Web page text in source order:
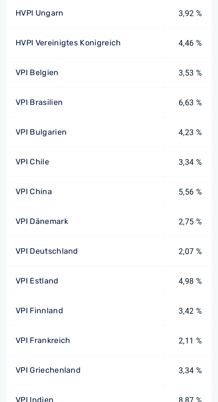
HVPI Ungarn 3,92 %
HVPI Vereinigtes Konigreich 4,46 %
VPI Belgien 3,53 %
VPI Brasilien 6,63 %
VPI Bulgarien 4,23 %
VPI Chile 3,34 %
VPI China 5,56 %
VPI Dänemark 2,75 %
VPI Deutschland 2,07 %
VPI Estland 4,98 %
VPI Finnland 3,42 %
VPI Frankreich 2,11 %
VPI Griechenland 3,34 %
VPI Indien 8,87 %